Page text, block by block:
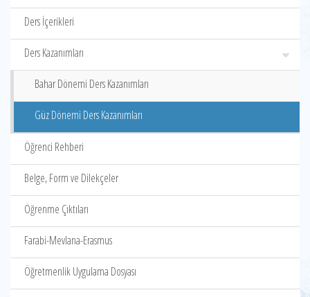
Ders İçerikleri
Ders Kazanımları
Bahar Dönemi Ders Kazanımları
Güz Dönemi Ders Kazanımları
Öğrenci Rehberi
Belge, Form ve Dilekçeler
Öğrenme Çıktıları
Farabi-Mevlana-Erasmus
Öğretmenlik Uygulama Dosyası